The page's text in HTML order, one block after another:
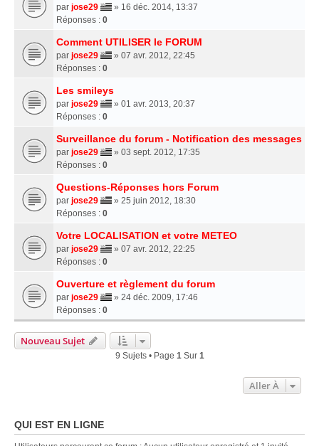
par jose29
» 16 déc. 2014, 13:37
Réponses : 0
Comment UTILISER le FORUM
par jose29
» 07 avr. 2012, 22:45
Réponses : 0
Les smileys
par jose29
» 01 avr. 2013, 20:37
Réponses : 0
Surveillance du forum - Notification des messages
par jose29
» 03 sept. 2012, 17:35
Réponses : 0
Questions-Réponses hors Forum
par jose29
» 25 juin 2012, 18:30
Réponses : 0
Votre LOCALISATION et votre METEO
par jose29
» 07 avr. 2012, 22:25
Réponses : 0
Ouverture et règlement du forum
par jose29
» 24 déc. 2009, 17:46
Réponses : 0
Nouveau Sujet
9 Sujets • Page 1 Sur 1
Aller À
QUI EST EN LIGNE